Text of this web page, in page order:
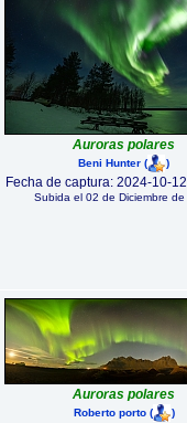
Auroras polares
Beni Hunter ( )
Fecha de captura: 2024-10-
Subida el 02 de Diciembre
Auroras polares
Roberto porto( )